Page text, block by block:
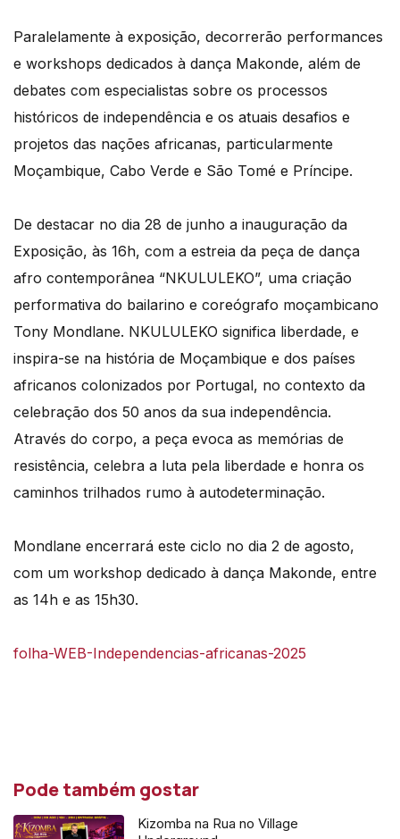
Paralelamente à exposição, decorrerão performances
e workshops dedicados à dança Makonde, além de
debates com especialistas sobre os processos
históricos de independência e os atuais desafios e
projetos das nações africanas, particularmente
Moçambique, Cabo Verde e São Tomé e Príncipe.
De destacar no dia 28 de junho a inauguração da
Exposição, às 16h, com a estreia da peça de dança
afro contemporânea “NKULULEKO”, uma criação
performativa do bailarino e coreógrafo moçambicano
Tony Mondlane. NKULULEKO significa liberdade, e
inspira-se na história de Moçambique e dos países
africanos colonizados por Portugal, no contexto da
celebração dos 50 anos da sua independência.
Através do corpo, a peça evoca as memórias de
resistência, celebra a luta pela liberdade e honra os
caminhos trilhados rumo à autodeterminação.
Mondlane encerrará este ciclo no dia 2 de agosto,
com um workshop dedicado à dança Makonde, entre
as 14h e as 15h30.
folha-WEB-Independencias-africanas-2025
Pode também gostar
Kizomba na Rua no Village